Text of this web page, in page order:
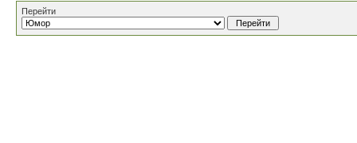
Перейти